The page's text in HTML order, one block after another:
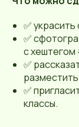
✅
✅
с
✅
✅
классы.